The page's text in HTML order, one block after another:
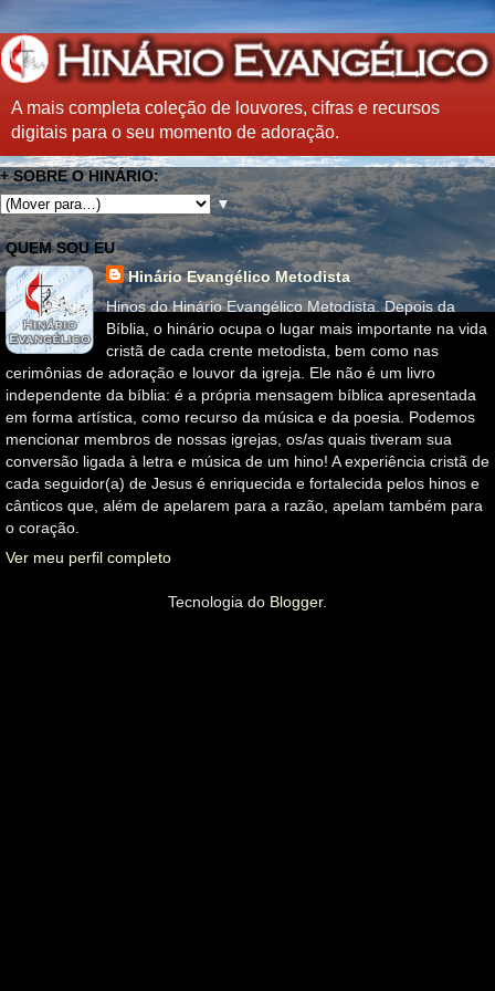
A mais completa coleção de louvores, cifras e recursos
digitais para o seu momento de adoração.
+ SOBRE O HINÁRIO:
▼
QUEM SOU EU
Hinário Evangélico Metodista
Hinos do Hinário Evangélico Metodista. Depois da
Bíblia, o hinário ocupa o lugar mais importante na vida
cristã de cada crente metodista, bem como nas
cerimônias de adoração e louvor da igreja. Ele não é um livro
independente da bíblia: é a própria mensagem bíblica apresentada
em forma artística, como recurso da música e da poesia. Podemos
mencionar membros de nossas igrejas, os/as quais tiveram sua
conversão ligada à letra e música de um hino! A experiência cristã de
cada seguidor(a) de Jesus é enriquecida e fortalecida pelos hinos e
cânticos que, além de apelarem para a razão, apelam também para
o coração.
Ver meu perfil completo
Tecnologia do Blogger.